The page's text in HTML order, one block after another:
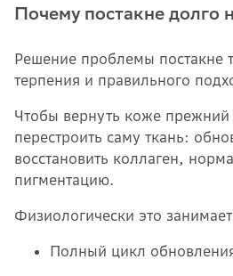
Почему постакне долго
Решение проблемы постакне
терпения и правильного
Чтобы вернуть коже прежний
перестроить саму ткань:
восстановить коллаген,
пигментацию.
Физиологически это
Полный цикл